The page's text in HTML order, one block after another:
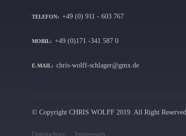
TELEFON: +49 (0) 911 - 603 767
MOBIL: +49 (0)171 -341 587 0
E-MAIL: chris-wolff-schlager@gmx.de
© Copyright CHRIS WOLFF 2019. All Right Reserved.
Datenschutz Impressum